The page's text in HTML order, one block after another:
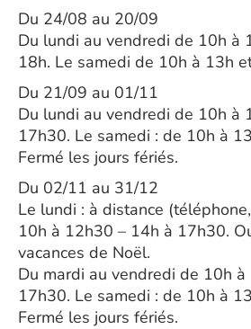
Du 24/08 au 20/09
Du lundi au vendredi de 10h à
18h. Le samedi de 10h à 13h
Du 21/09 au 01/11
Du lundi au vendredi de 10h à
17h30. Le samedi : de 10h à
Fermé les jours fériés.
Du 02/11 au 31/12
Le lundi : à distance
10h à 12h30 – 14h à 17h30.
vacances de Noël.
Du mardi au vendredi de 10h
17h30. Le samedi : de 10h à
Fermé les jours fériés.